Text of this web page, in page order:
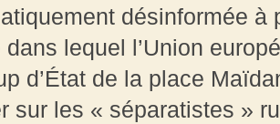
désinformée à
lequel l’Union
d’État de la place
sur les « séparatistes »